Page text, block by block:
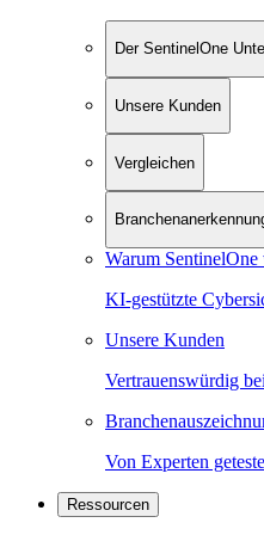
Der SentinelOne
Unsere Kunden
Vergleichen
Warum SentinelOne
KI-gestützte
Unsere Kunden
Vertrauenswürdig
Von Experten
Ressourcen